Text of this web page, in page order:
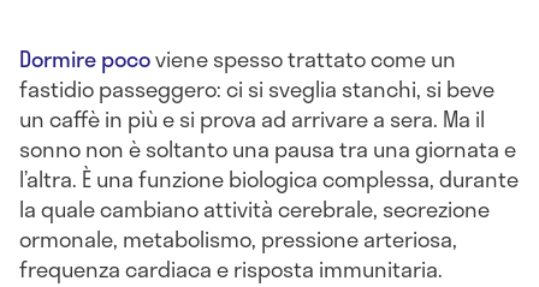
Dormire pocoviene spesso trattato come un
fastidio passeggero: ci si sveglia stanchi, si beve
un caffè in più e si prova ad arrivare a sera. Ma il
sonno non è soltanto una pausa tra una giornata e
l’altra. È una funzione biologica complessa, durante
la quale cambiano attività cerebrale, secrezione
ormonale, metabolismo, pressione arteriosa,
frequenza cardiaca e risposta immunitaria.